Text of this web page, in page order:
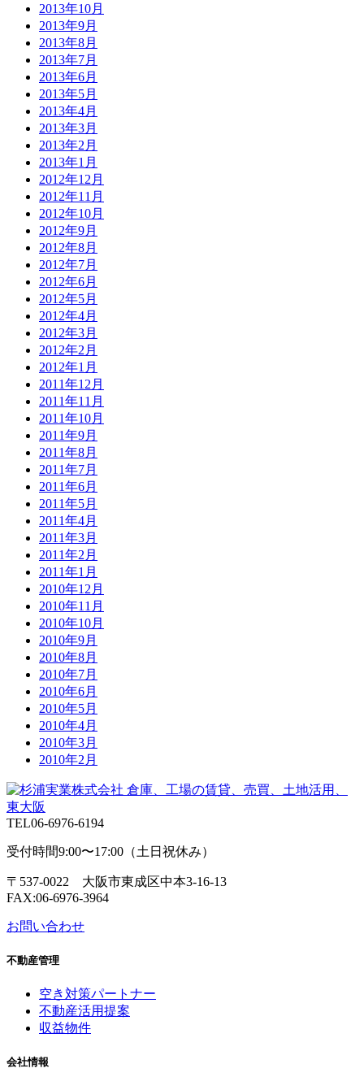
2013年10月
2013年9月
2013年8月
2013年7月
2013年6月
2013年5月
2013年4月
2013年3月
2013年2月
2013年1月
2012年12月
2012年11月
2012年10月
2012年9月
2012年8月
2012年7月
2012年6月
2012年5月
2012年4月
2012年3月
2012年2月
2012年1月
2011年12月
2011年11月
2011年10月
2011年9月
2011年8月
2011年7月
2011年6月
2011年5月
2011年4月
2011年3月
2011年2月
2011年1月
2010年12月
2010年11月
2010年10月
2010年9月
2010年8月
2010年7月
2010年6月
2010年5月
2010年4月
2010年3月
2010年2月
TEL06-6976-6194
受付時間9:00〜17:00（土日祝休み）
〒537-0022 大阪市東成区中本3-16-13
FAX:06-6976-3964
お問い合わせ
不動産管理
空き対策パートナー
不動産活用提案
収益物件
会社情報